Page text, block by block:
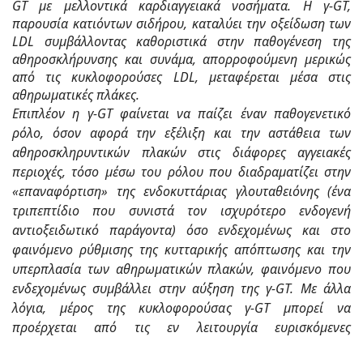
GT με μελλοντικά καρδιαγγειακά νοσήματα. Η γ-GT,
παρουσία κατιόντων σιδήρου, καταλύει την οξείδωση των
LDL συμβάλλοντας καθοριστικά στην παθογένεση της
αθηροσκλήρυνσης και συνάμα, απορροφούμενη μερικώς
από τις κυκλοφορούσες LDL, μεταφέρεται μέσα στις
αθηρωματικές πλάκες.
Επιπλέον η γ-GT φαίνεται να παίζει έναν παθογενετικό
ρόλο, όσον αφορά την εξέλιξη και την αστάθεια των
αθηροσκληρυντικών πλακών στις διάφορες αγγειακές
περιοχές, τόσο μέσω του ρόλου που διαδραματίζει στην
«επαναφόρτιση» της ενδοκυττάριας γλουταθειόνης (ένα
τριπεπτίδιο που συνιστά τον ισχυρότερο ενδογενή
αντιοξειδωτικό παράγοντα) όσο ενδεχομένως και στο
φαινόμενο ρύθμισης της κυτταρικής απόπτωσης και την
υπερπλασία των αθηρωματικών πλακών, φαινόμενο που
ενδεχομένως συμβάλλει στην αύξηση της γ-GT. Με άλλα
λόγια, μέρος της κυκλοφορούσας γ-GT μπορεί να
προέρχεται από τις εν λειτουργία ευρισκόμενες